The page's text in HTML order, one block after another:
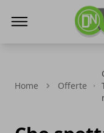
Home Offerte